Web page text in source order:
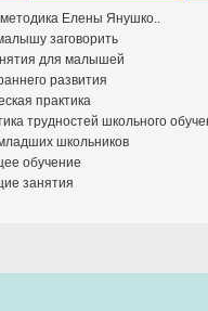
Елены Янушко..
заговорить
для малышей
развития
практика
трудностей школьного
школьников
обучение
занятия